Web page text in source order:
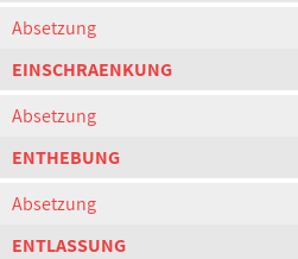
Absetzung
EINSCHRAENKUNG
Absetzung
ENTHEBUNG
Absetzung
ENTLASSUNG